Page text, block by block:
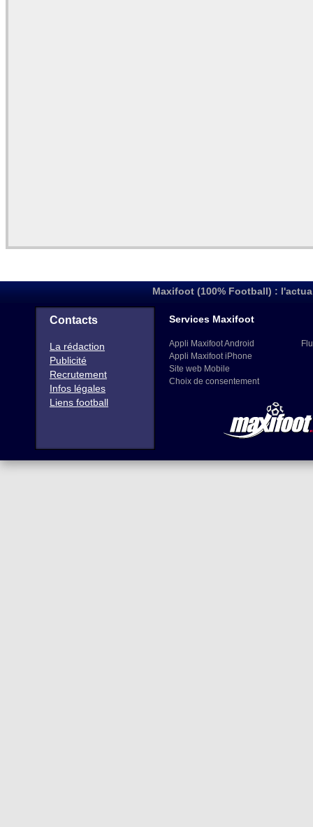
Maxifoot (100% Football) :
Contacts
La rédaction
Publicité
Recrutement
Infos légales
Liens football
Services Maxifoot
Appli Maxifoot Android
Appli Maxifoot iPhone
Site web Mobile
Choix de consentement